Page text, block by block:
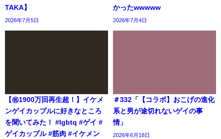
TAKA】
2026年7月5日
かったwwwww
2026年7月4日
【㊗️1900万回再生超！】イケメ
ンゲイカップルに好きなところ
を聞いてみた！ #lgbtq #ゲイ #
ゲイカップル #筋肉 #イケメン
＃332「【コラボ】おこげの進化
系と男が途切れないゲイの事
情」
2026年6月18日